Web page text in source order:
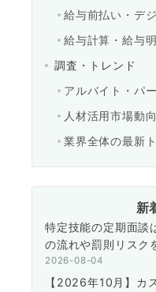
給与前払い・デ
給与計算・給与
調査・トレンド
アルバイト・パ
人材活用市場動向
業界全体の最新
新
特定技能の定期面談
の流れや罰則リスク
2026-08-04
【2026年10月】カ